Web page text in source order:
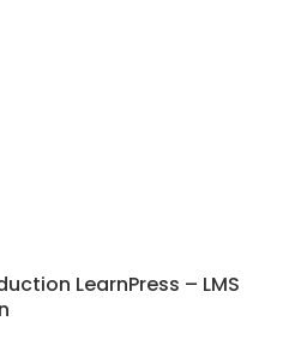
LearnPress – LMS